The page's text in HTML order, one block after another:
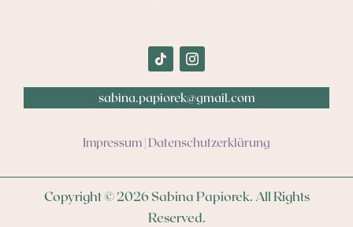
sabina.papiorek@gmail.com
Impressum | Datenschutzerklärung
Copyright © 2026 Sabina Papiorek. All Rights
Reserved.